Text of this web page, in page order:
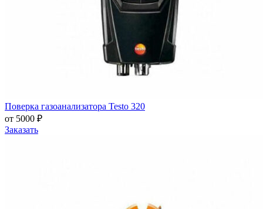
Поверка газоанализатора Testo 320
от 5000 ₽
Заказать